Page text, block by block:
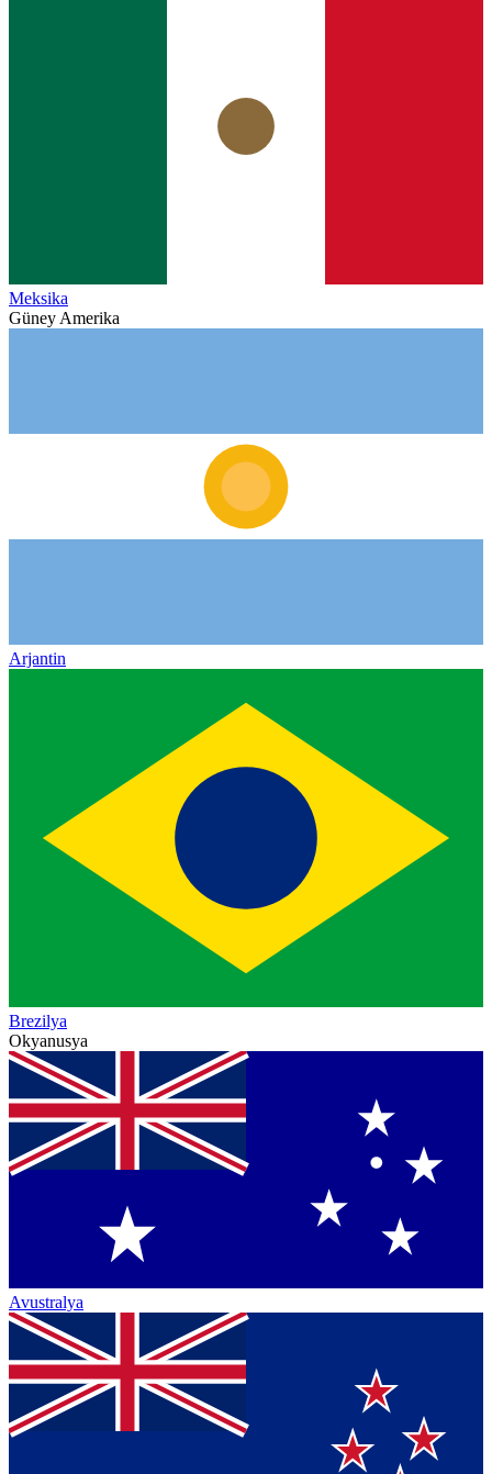
Meksika
Güney Amerika
Arjantin
Brezilya
Okyanusya
Avustralya